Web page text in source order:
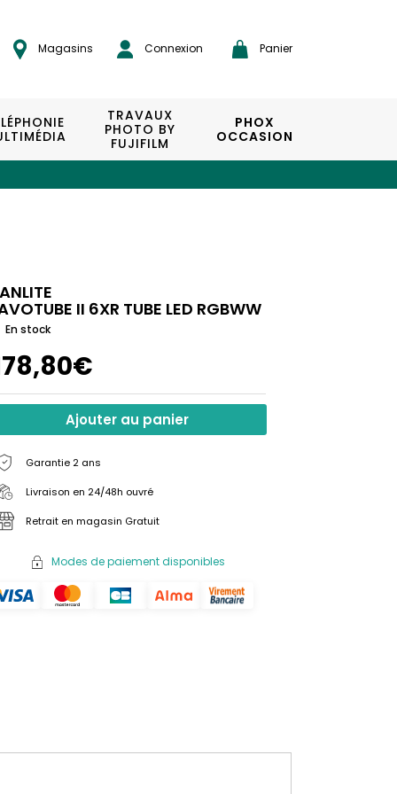
Magasins Connexion Panier
TRAVAUX
PHOTO BY
FUJIFILM
PHOX
OCCASION
II 6XR TUBE LED RGBWW
En stock
Ajouter au panier
Garantie 2 ans
Livraison en 24/48h ouvré
Retrait en magasin Gratuit
Modes de paiement disponibles